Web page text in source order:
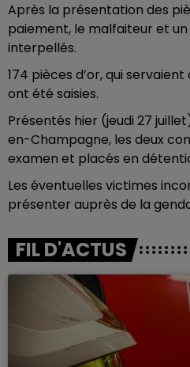
Après la présentation des
paiement, le malfaiteur et
interpellés.
174 pièces d’or, qui
ont été saisies.
Présentés hier (jeudi 27
en-Champagne, les deux
examen et placés en
Les éventuelles victimes
présenter auprès de la
FIL D'ACTUS